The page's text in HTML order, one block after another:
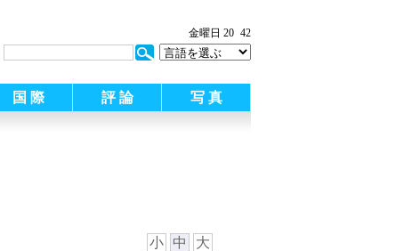
金曜日 20 42
国 際 評 論 写 真
小 中 大